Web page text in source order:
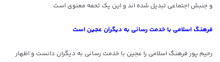
و جنبش اجتماعی تبدیل شده اند و این یک تحفه معنوی است.
فرهنگ اسلامی با خدمت رسانی به دیگران عجین است
رحیم پور فرهنگ اسلامی را عجین با خدمت رسانی به دیگران دانست و اظهار